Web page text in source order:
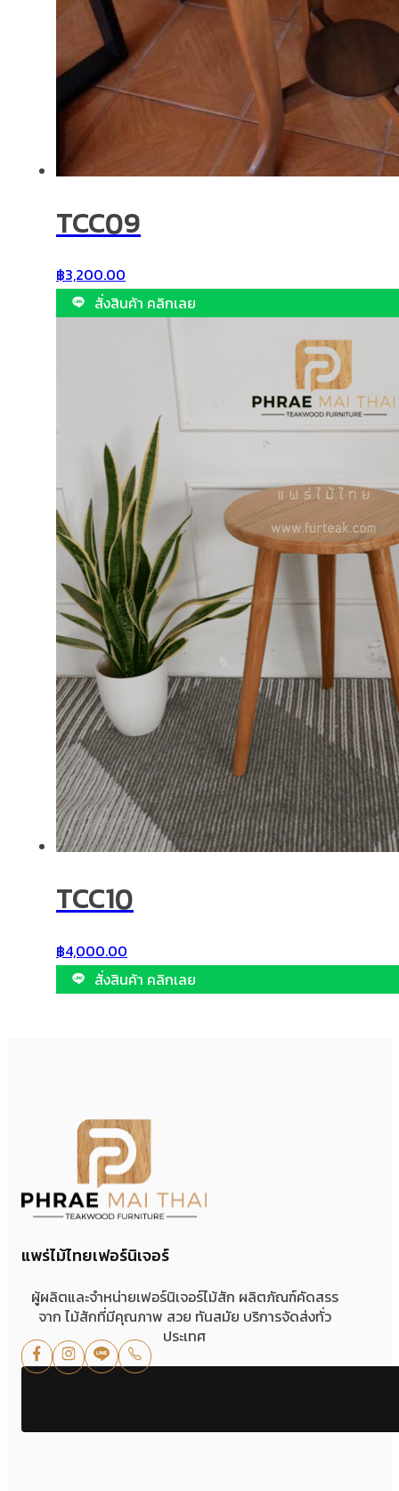
TCC09
฿3,200.00
สั่งสินค้า คลิกเลย
TCC10
฿4,000.00
สั่งสินค้า คลิกเลย
แพร่ไม้ไทยเฟอร์นิเจอร์
ผู้ผลิตและจำหน่ายเฟอร์นิเจอร์ไม้สัก ผลิตภัณฑ์คัดสรร
จาก ไม้สักที่มีคุณภาพ สวย ทันสมัย บริการจัดส่งทั่ว
ประเทศ